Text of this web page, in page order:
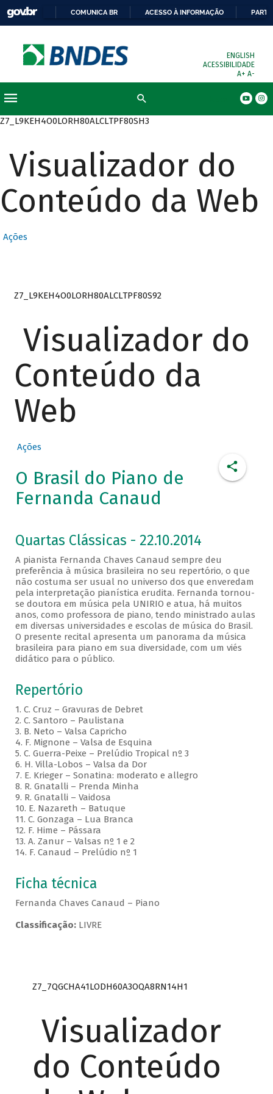
COMUNICA BR ACESSO À INFORMAÇÃO
ENGLISH
ACESSIBILIDADE
A+ A-
Z7_L9KEH4O0LORH80ALCLTPF80SH3
Visualizador do
Conteúdo da Web
Ações
Z7_L9KEH4O0LORH80ALCLTPF80S92
Visualizador do
Conteúdo da
Web
Ações
O Brasil do Piano de
Fernanda Canaud
Quartas Clássicas - 22.10.2014
A pianista Fernanda Chaves Canaud sempre deu
preferência à música brasileira no seu repertório, o que
não costuma ser usual no universo dos que enveredam
pela interpretação pianística erudita. Fernanda tornou-
se doutora em música pela UNIRIO e atua, há muitos
anos, como professora de piano, tendo ministrado aulas
em diversas universidades e escolas de música do Brasil.
O presente recital apresenta um panorama da música
brasileira para piano em sua diversidade, com um viés
didático para o público.
Repertório
1. C. Cruz – Gravuras de Debret
2. C. Santoro – Paulistana
3. B. Neto – Valsa Capricho
4. F. Mignone – Valsa de Esquina
5. C. Guerra-Peixe – Prelúdio Tropical nº 3
6. H. Villa-Lobos – Valsa da Dor
7. E. Krieger – Sonatina: moderato e allegro
8. R. Gnatalli – Prenda Minha
9. R. Gnatalli – Vaidosa
10. E. Nazareth – Batuque
11. C. Gonzaga – Lua Branca
12. F. Hime – Pássara
13. A. Zanur – Valsas nº 1 e 2
14. F. Canaud – Prelúdio nº 1
Ficha técnica
Fernanda Chaves Canaud – Piano
Classificação:LIVRE
Z7_7QGCHA41LODH60A3OQA8RN14H1
Visualizador
do Conteúdo